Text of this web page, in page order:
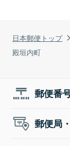
日本郵便トップ
殿垣内町
郵便番
郵便局